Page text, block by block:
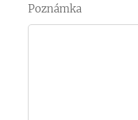
Poznámka